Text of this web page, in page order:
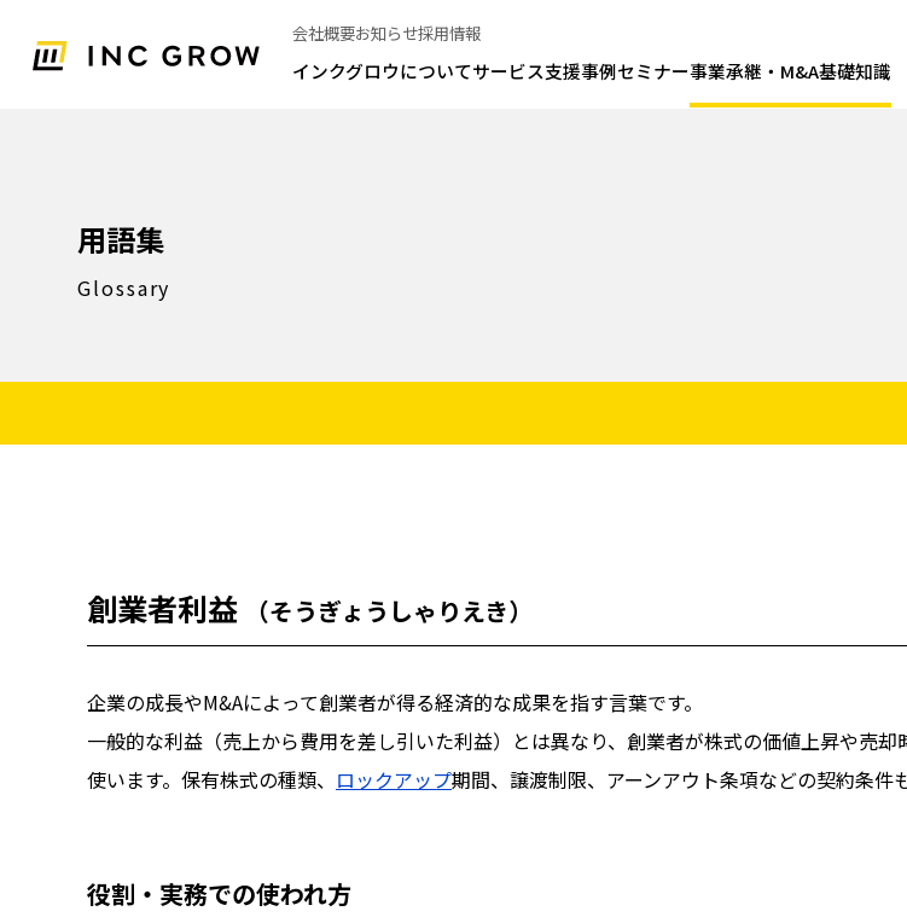
会社概要お知らせ採用情報
インクグロウについてサービス支援事例セミナー事業承継・M&A基礎知識
用語集
Glossary
創業者利益 （そうぎょうしゃりえき）
企業の成長やM&Aによって創業者が得る経済的な成果を指す言葉です。
一般的な利益（売上から費用を差し引いた利益）とは異なり、創業者が株式の価値上昇や売却
使います。保有株式の種類、 ロックアップ期間、譲渡制限、アーンアウト条項などの契約条件
役割・実務での使われ方